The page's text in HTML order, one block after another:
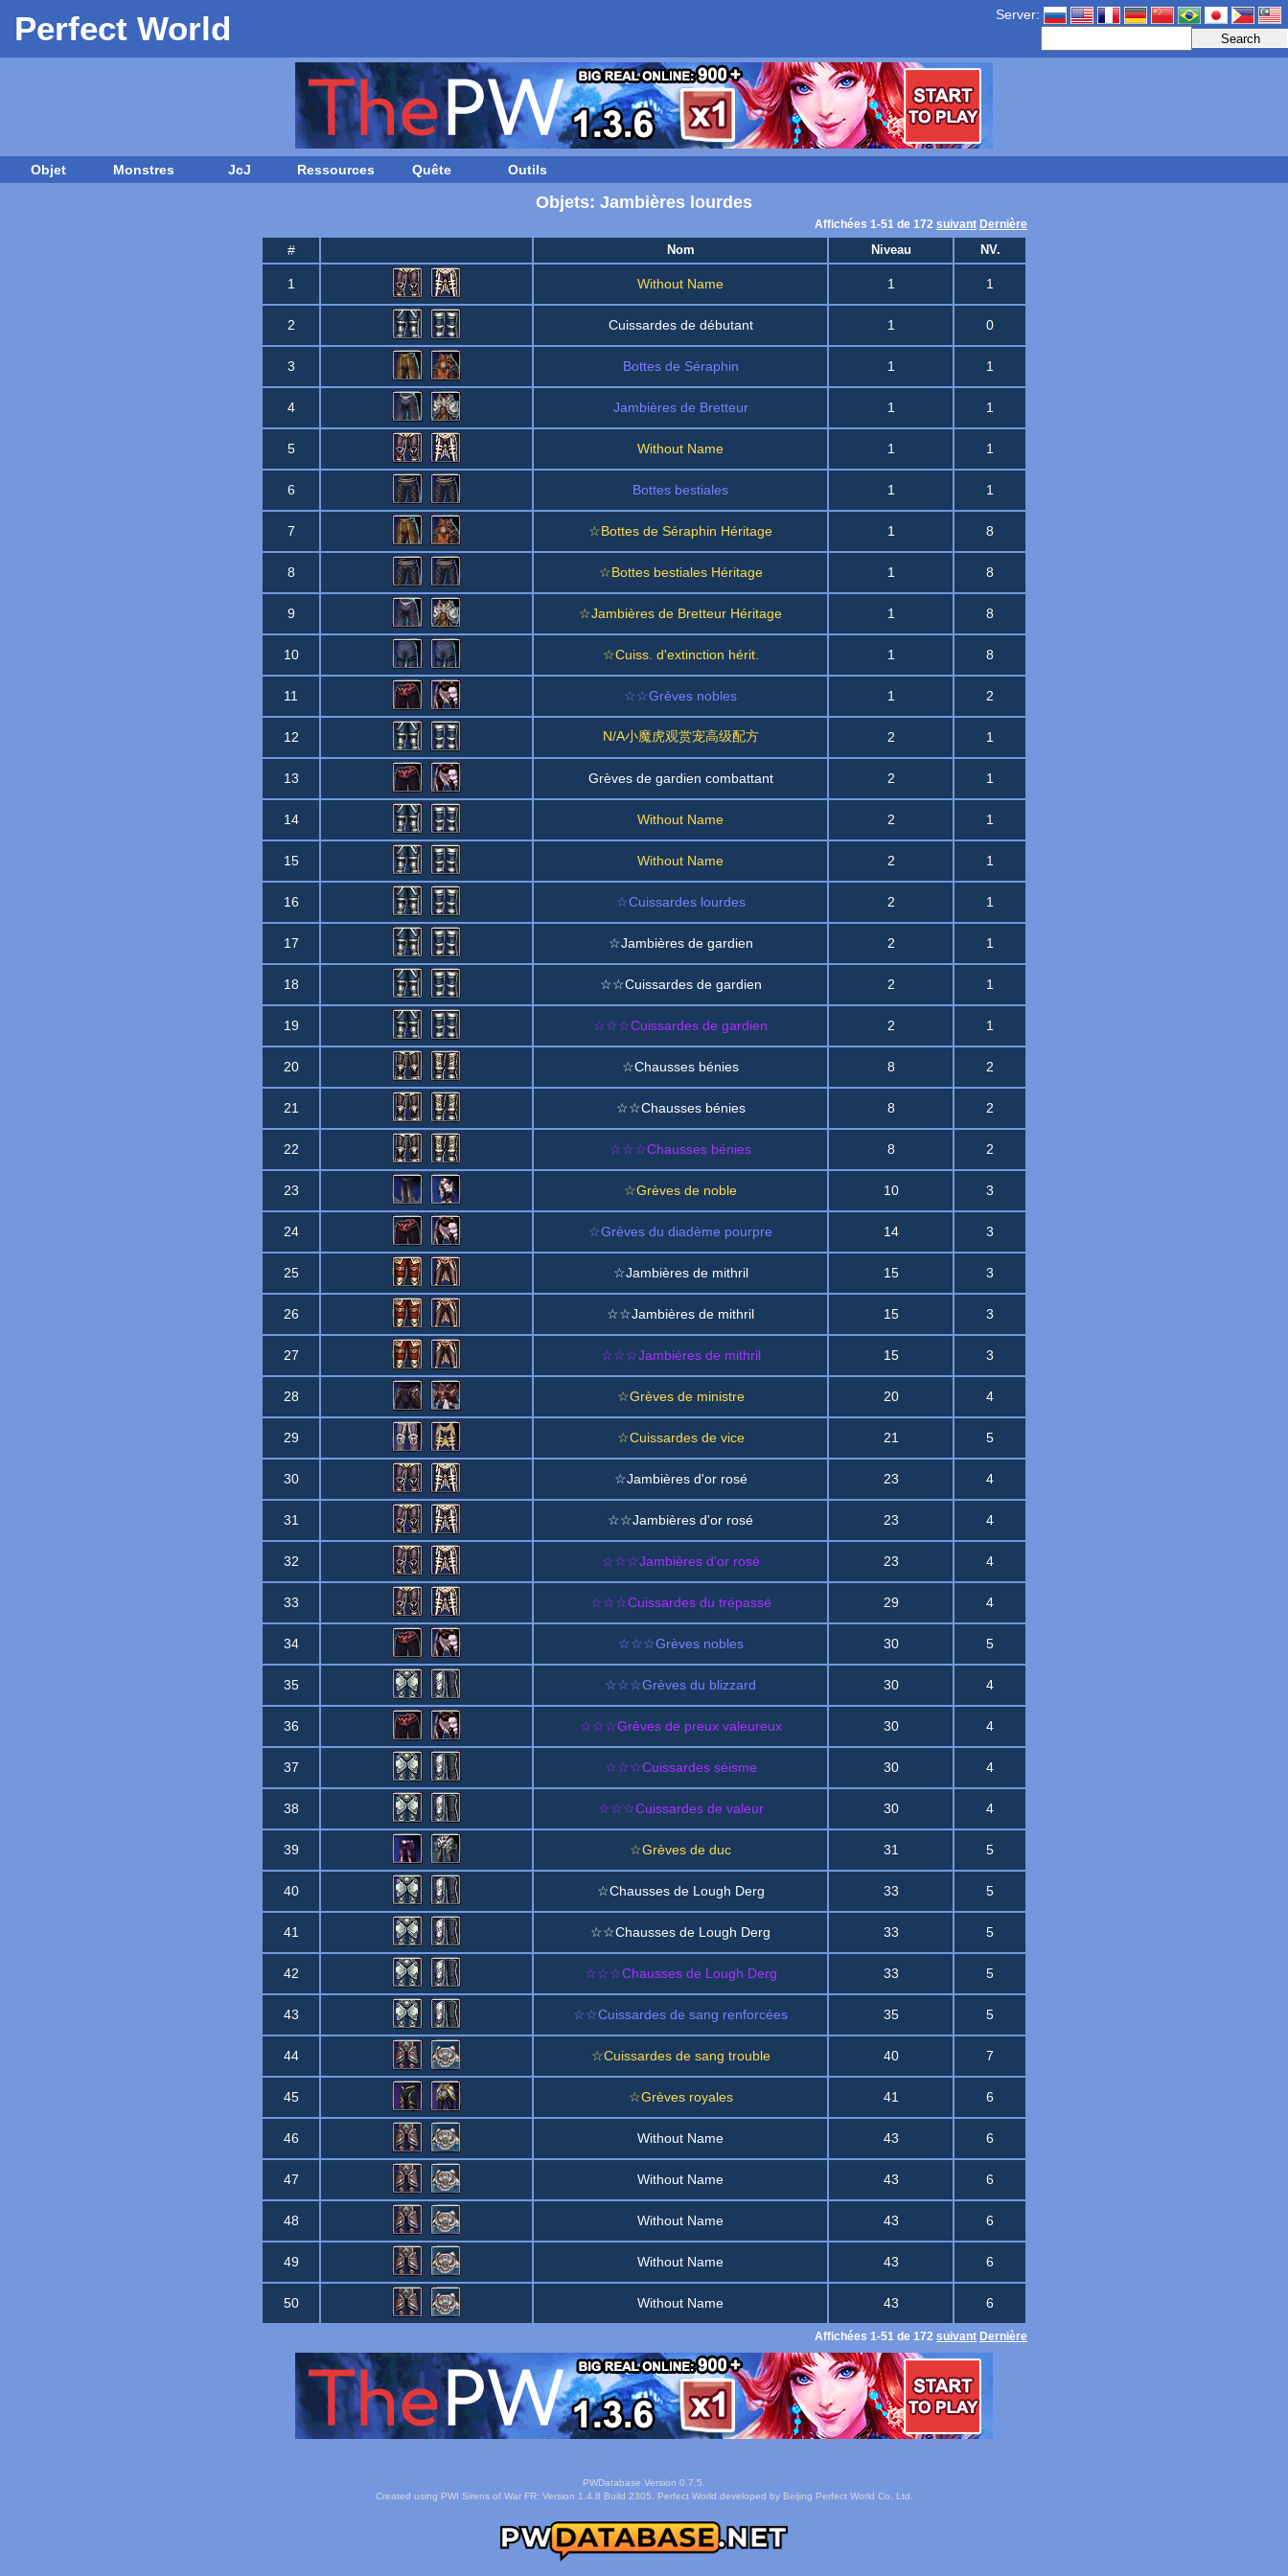
Perfect World Server:
Objet Monstres JcJ Ressources Quête Outils
Objets: Jambières lourdes
Affichées 1-51 de 172 suivant Dernière
# Nom Niveau NV.
1 Without Name 1 1
2 Cuissardes de débutant 1 0
3 Bottes de Séraphin 1 1
4 Jambières de Bretteur 1 1
5 Without Name 1 1
6 Bottes bestiales 1 1
7 ☆Bottes de Séraphin Héritage 1 8
8 ☆Bottes bestiales Héritage 1 8
9 ☆Jambières de Bretteur Héritage 1 8
10 ☆Cuiss. d'extinction hérit. 1 8
11 ☆☆Grèves nobles 1 2
12 N/A小魔虎观赏宠高级配方 2 1
13 Grèves de gardien combattant 2 1
14 Without Name 2 1
15 Without Name 2 1
16 ☆Cuissardes lourdes 2 1
17 ☆Jambières de gardien 2 1
18 ☆☆Cuissardes de gardien 2 1
19 ☆☆☆Cuissardes de gardien 2 1
20 ☆Chausses bénies 8 2
21 ☆☆Chausses bénies 8 2
22 ☆☆☆Chausses bénies 8 2
23 ☆Grèves de noble 10 3
24 ☆Grèves du diadème pourpre 14 3
25 ☆Jambières de mithril 15 3
26 ☆☆Jambières de mithril 15 3
27 ☆☆☆Jambières de mithril 15 3
28 ☆Grèves de ministre 20 4
29 ☆Cuissardes de vice 21 5
30 ☆Jambières d'or rosé 23 4
31 ☆☆Jambières d'or rosé 23 4
32 ☆☆☆Jambières d'or rosé 23 4
33 ☆☆☆Cuissardes du trépassé 29 4
34 ☆☆☆Grèves nobles 30 5
35 ☆☆☆Grèves du blizzard 30 4
36 ☆☆☆Grèves de preux valeureux 30 4
37 ☆☆☆Cuissardes séisme 30 4
38 ☆☆☆Cuissardes de valeur 30 4
39 ☆Grèves de duc 31 5
40 ☆Chausses de Lough Derg 33 5
41 ☆☆Chausses de Lough Derg 33 5
42 ☆☆☆Chausses de Lough Derg 33 5
43 ☆☆Cuissardes de sang renforcées 35 5
44 ☆Cuissardes de sang trouble 40 7
45 ☆Grèves royales 41 6
46 Without Name 43 6
47 Without Name 43 6
48 Without Name 43 6
49 Without Name 43 6
50 Without Name 43 6
Affichées 1-51 de 172 suivant Dernière
PWDatabase Version 0.7.5.
Created using PWI Sirens of War FR: Version 1.4.8 Build 2305. Perfect World developed by Beijing Perfect World Co. Ltd.